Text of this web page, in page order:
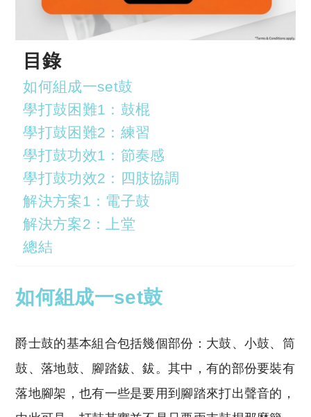
目錄
如何組成一set鼓
學打鼓困難1：鼓棍
學打鼓困難2：練習
學打鼓功效1：節奏感
學打鼓功效2：四肢協調
解決方案1：電子鼓
解決方案2：上堂
總結
如何組成一set鼓
爵士鼓的基本組合包括幾個部份：大鼓、小鼓、筒
鼓、落地鼓、腳踏鈸、鈸。其中，有的部份要裝有
落地腳架，也有一些是要用到腳踏來打出聲音的，